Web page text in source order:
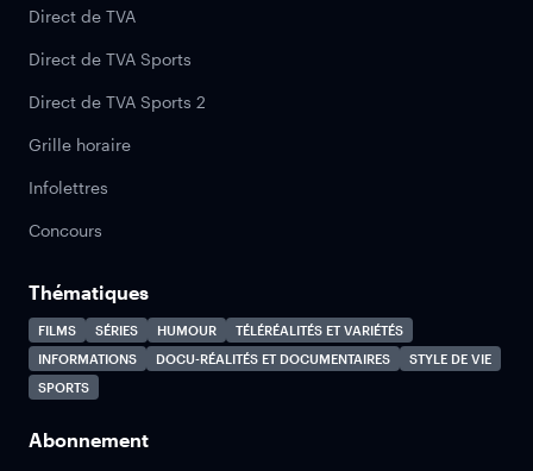
Direct de TVA
Direct de TVA Sports
Direct de TVA Sports 2
Grille horaire
Infolettres
Concours
Thématiques
FILMS SÉRIES HUMOUR
TÉLÉRÉALITÉS ET VARIÉTÉS
INFORMATIONS
DOCU-RÉALITÉS ET DOCUMENTAIRES
STYLE DE VIE
SPORTS
Abonnement